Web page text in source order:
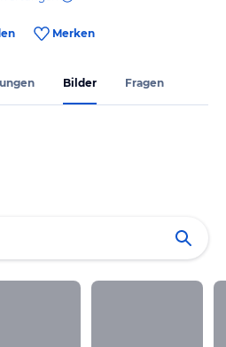
Merken
Bilder Fragen